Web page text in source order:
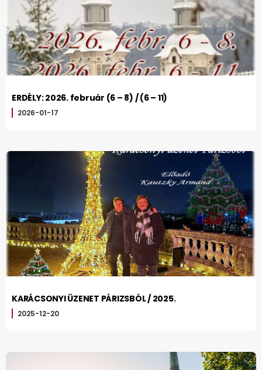
ERDÉLY: 2026. február (6 – 8) / (6 – 11)
2026-01-17
KARÁCSONYI ÜZENET PÁRIZSBÓL / 2025.
2025-12-20